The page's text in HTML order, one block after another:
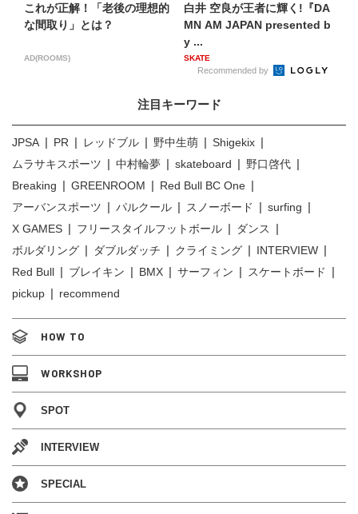
これが正解！「老後の理想的
な間取り」とは？
AD(ROOMS)
白井 空良が王者に輝く!『DA
MN AM JAPAN presented b
y ...
SKATE
Recommended by
注目キーワード
JPSA PR レッドブル 野中生萌
Shigekix
ムラサキスポーツ
中村輪夢 skateboard
野口啓代
Breaking
GREENROOM
Red Bull BC One
アーバンスポーツ
パルクール スノーボード
surfing
X GAMES
フリースタイルフットボール
ダンス
ボルダリング
ダブルダッチ クライミング
INTERVIEW
Red Bull
ブレイキン BMX サーフィン
スケートボード
pickup
recommend
HOW TO
WORKSHOP
SPOT
INTERVIEW
SPECIAL